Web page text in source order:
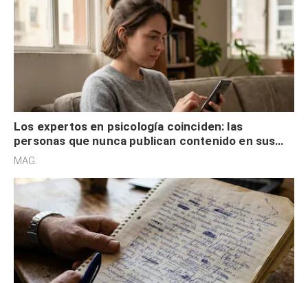
Los expertos en psicología coinciden: las
personas que nunca publican contenido en sus
redes sociales no pretenden buscar validación
MAG.